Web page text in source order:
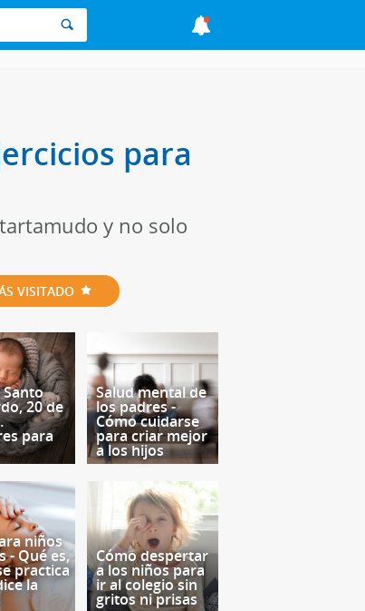
para
y no solo
VISITADO
20 de
para
Salud mental de
los padres -
Cómo cuidarse
para criar mejor
a los hijos
niños
- Qué es,
practica
la
Cómo despertar
a los niños para
ir al colegio sin
gritos ni prisas